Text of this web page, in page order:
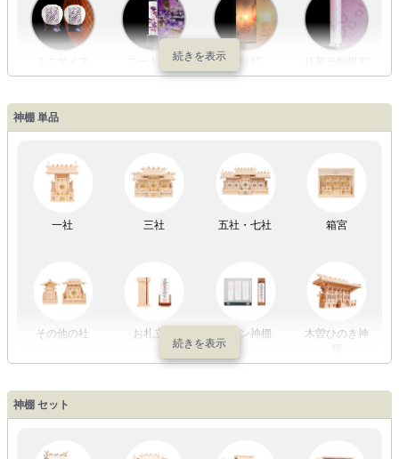
コードレス
工
LED灯 七色LED灯 和紙・絹製 木・竹製
初盆セット 贈るセット 盆提灯単品 一対セット
盆提灯一万円
以内
～2万円
～3万円
以上
神棚 単品
一社 三社 五社・七社 箱宮
その他の社 お札立て モダン神棚
木曽ひのき神
神棚 セット